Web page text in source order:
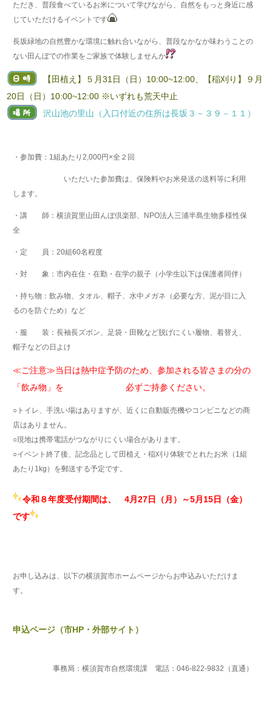
ただき、普段食べているお米について学びながら、自然をもっと身近に感
じていただけるイベントです
長坂緑地の自然豊かな環境に触れ合いながら、普段なかなか味わうことの
ない田んぼでの作業をご家族で体験しませんか
【田植え】５月31日（日）10:00~12:00、【稲刈り】９月
20日（日）10:00~12:00 ※いずれも荒天中止
沢山池の里山（入口付近の住所は長坂３－３９－１１）
・参加費：1組あたり2,000円×全２回
いただいた参加費は、保険料やお米発送の送料等に利用
します。
・講 師：横須賀里山田んぼ倶楽部、NPO法人三浦半島生物多様性保
全
・定 員：20組60名程度
・対 象：市内在住・在勤・在学の親子（小学生以下は保護者同伴）
・持ち物：飲み物、タオル、帽子、水中メガネ（必要な方、泥が目に入
るのを防ぐため）など
・服 装：長袖長ズボン、足袋・田靴など脱げにくい履物、着替え、
帽子などの日よけ
≪ご注意≫当日は熱中症予防のため、参加される皆さまの分の
「飲み物」を 必ずご持参ください。
○トイレ、手洗い場はありますが、近くに自動販売機やコンビニなどの商
店はありません。
○現地は携帯電話がつながりにくい場合があります。
○イベント終了後、記念品として田植え・稲刈り体験でとれたお米（1組
あたり1kg）を郵送する予定です。
令和８年度受付期間は、4月27日（月）～5月15日（金）
です
お申し込みは、以下の横須賀市ホームページからお申込みいただけま
す。
申込ページ（市HP・外部サイト）
事務局：横須賀市自然環境課 電話：046-822-9832（直通）